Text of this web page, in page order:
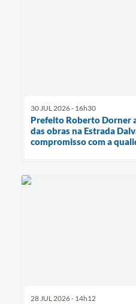
30 JUL 2026 - 16h30
Prefeito Roberto Dorner
das obras na Estrada
compromisso com a
28 JUL 2026 - 14h12